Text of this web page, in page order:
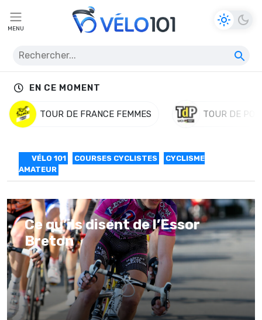
MENU
EN CE MOMENT
TOUR DE FRANCE FEMMES TOUR DE
VÉLO 101 COURSES CYCLISTES
CYCLISME
AMATEUR
Ce qu’ils disent de l’Essor
Breton